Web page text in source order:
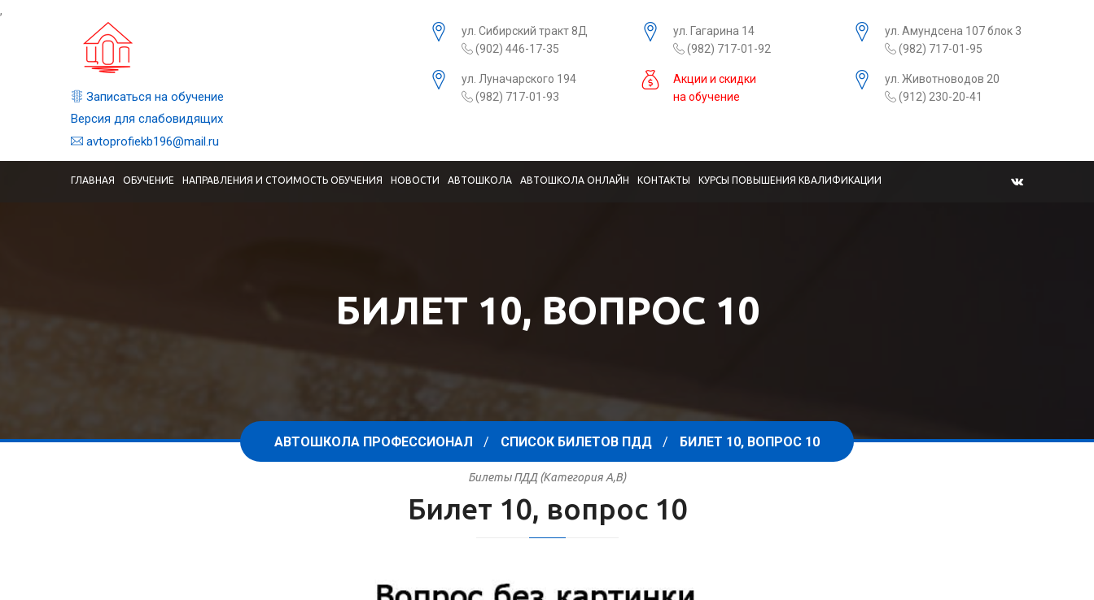
,
Записаться на обучение
Версия для слабовидящих
avtoprofiekb196@mail.ru
ул. Сибирский тракт 8Д
(902) 446-17-35
ул. Гагарина 14
(982) 717-01-92
ул. Амундсена 107 блок 3
(982) 717-01-95
ул. Луначарского 194
(982) 717-01-93
Акции и скидки
на обучение
ул. Животноводов 20
(912) 230-20-41
ГЛАВНАЯ ОБУЧЕНИЕ НАПРАВЛЕНИЯ И СТОИМОСТЬ ОБУЧЕНИЯ НОВОСТИ АВТОШКОЛА АВТОШКОЛА ОНЛАЙН КОНТАКТЫ КУРСЫ ПОВЫШЕНИЯ КВАЛИФИКАЦИИ
БИЛЕТ 10, ВОПРОС 10
АВТОШКОЛА ПРОФЕССИОНАЛ СПИСОК БИЛЕТОВ ПДД БИЛЕТ 10, ВОПРОС 10
Билеты ПДД (Категория A,B)
Билет 10, вопрос 10